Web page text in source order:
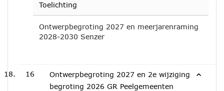
Toelichting
Ontwerpbegroting 2027 en meerjarenraming
2028-2030 Senzer
16
Ontwerpbegroting 2027 en 2e wijziging
begroting 2026 GR Peelgemeenten